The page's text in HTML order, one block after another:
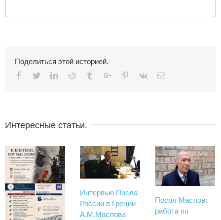
Поделиться этой историей.
Facebook
TwitterLinkedinReddit TumblrGoogle+Pinterest
Vk Email
Интересные статьи.
Интервью Посла
России в Греции
А.М.Маслова
Посол Маслов:
работа по